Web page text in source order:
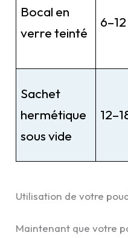
Bocal en
verre teinté
Sachet
hermétique
sous vide
Utilisation de votre
Maintenant que votre